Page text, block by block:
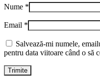
Nume *
Email *
Salvează-mi numele,
pentru data viitoare când o să